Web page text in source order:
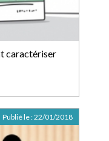
caractériser
Publié le :22/01/2018